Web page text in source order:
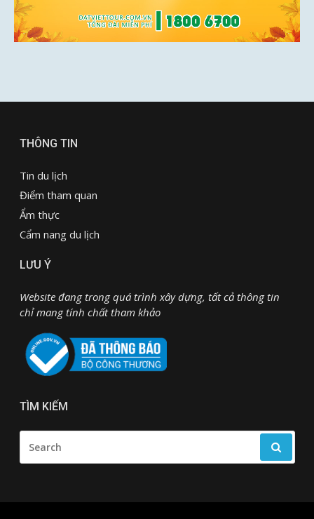
THÔNG TIN
Tin du lịch
Điểm tham quan
Ẩm thực
Cẩm nang du lịch
LƯU Ý
Website đang trong quá trình xây dựng, tất cả thông tin
chỉ mang tính chất tham khảo
TÌM KIẾM
FOR: